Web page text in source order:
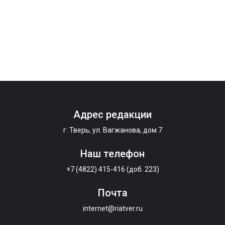
Адрес редакции
г. Тверь, ул. Вагжанова, дом 7
Наш телефон
+7 (4822) 415-416 (доб. 223)
Почта
internet@riatver.ru